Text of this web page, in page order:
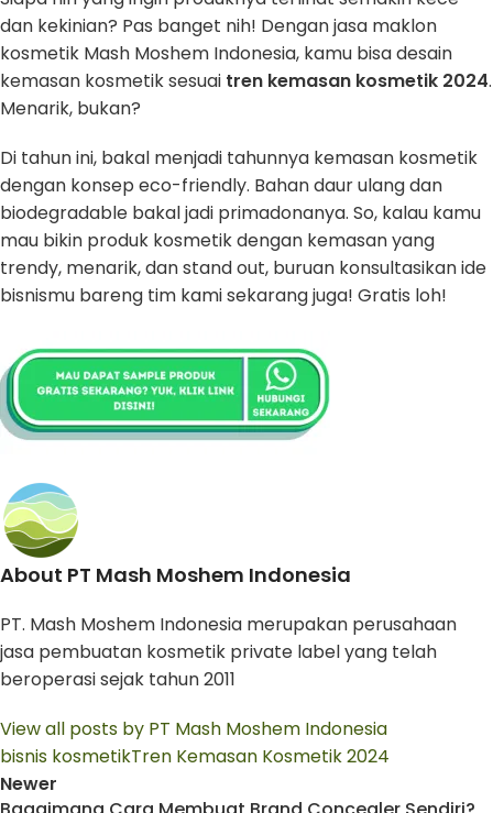
dan kekinian? Pas banget nih! Dengan jasa maklon
kosmetik Mash Moshem Indonesia, kamu bisa desain
kemasan kosmetik sesuai tren kemasan kosmetik 2024.
Menarik, bukan?
Di tahun ini, bakal menjadi tahunnya kemasan kosmetik
dengan konsep eco-friendly. Bahan daur ulang dan
biodegradable bakal jadi primadonanya. So, kalau kamu
mau bikin produk kosmetik dengan kemasan yang
trendy, menarik, dan stand out, buruan konsultasikan ide
bisnismu bareng tim kami sekarang juga! Gratis loh!
About PT Mash Moshem Indonesia
PT. Mash Moshem Indonesia merupakan perusahaan
jasa pembuatan kosmetik private label yang telah
beroperasi sejak tahun 2011
View all posts by PT Mash Moshem Indonesia
bisnis kosmetikTren Kemasan Kosmetik 2024
Newer